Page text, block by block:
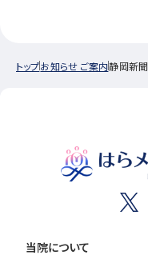
トップお知らせ ご案内静岡新聞
当院について